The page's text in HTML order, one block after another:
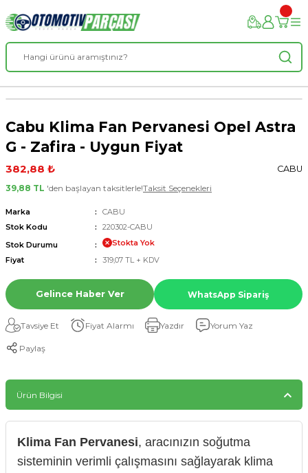
Cabu Klima Fan Pervanesi Opel Astra
G - Zafira - Uygun Fiyat
382,88 ₺
CABU
39,88 TL 'den başlayan taksitlerle!Taksit Seçenekleri
Marka
CABU
Stok Kodu
220302-CABU
Stok Durumu
Stokta Yok
Fiyat
319,07 TL + KDV
Gelince Haber Ver WhatsApp Sipariş
Tavsiye Et Fiyat Alarmı Yazdır Yorum Yaz
Paylaş
Ürün Bilgisi
Klima Fan Pervanesi, aracınızın soğutma
sisteminin verimli çalışmasını sağlayarak klima